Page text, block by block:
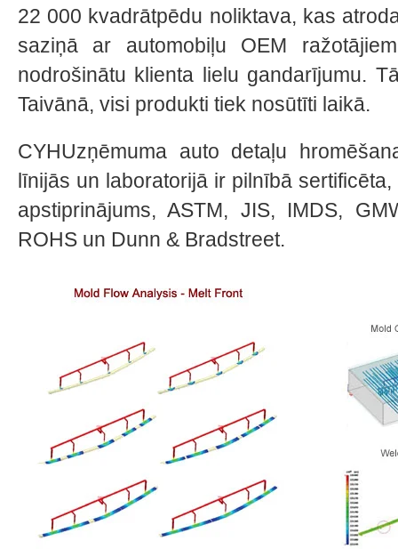
22 000 kvadrātpēdu noliktava, kas
saziņā ar automobiļu OEM
nodrošinātu klienta lielu gandarījumu.
Taivānā, visi produkti tiek nosūtīti laikā.
CYHUzņēmuma auto detaļu
līnijās un laboratorijā ir pilnībā
apstiprinājums, ASTM, JIS, IMDS,
ROHS un Dunn & Bradstreet.